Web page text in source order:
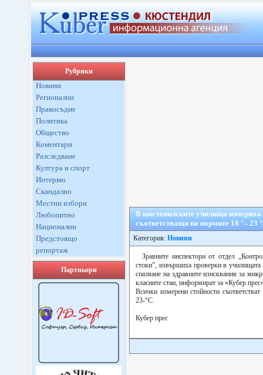
Рубрики
Новини
Регионални
Правосъдие
Политика
Общество
Коментари
Разследване
Култура и спорт
Интервю
Скандално
Местни избори
Любопитно
Национални
Предстоящо
репортаж
Партньори
В кюстенилските училища измериха
съответстващи на нормите 18 °– 23
Категория: Новини
Зравните инспектори от отдел
стоки”, извършиха проверки в
спазване на здравните изисквания за
класните стаи, информират за «Кубер
Всички измерени стойности
23-°C.
Кубер прес